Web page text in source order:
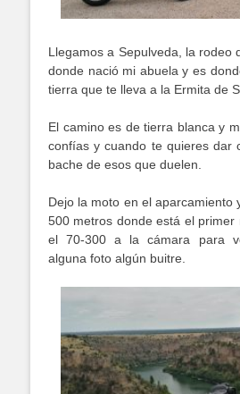
Llegamos a Sepulveda, la rodeo
donde nació mi abuela y es
tierra que te lleva a la Ermita de
El camino es de tierra blanca y
confías y cuando te quieres dar
bache de esos que duelen.
Dejo la moto en el aparcamiento
500 metros donde está el primer
el 70-300 a la cámara para
alguna foto algún buitre.